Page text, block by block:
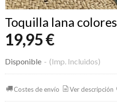
Toquilla lana colores
19,95 €
Disponible - (Imp. Incluidos)
Costes de envío Ver descripción